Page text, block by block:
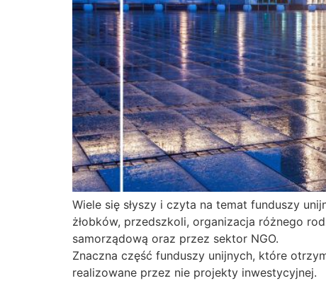
Wiele się słyszy i czyta na temat funduszy
żłobków, przedszkoli, organizacja różnego
samorządową oraz przez sektor NGO.
Znaczna część funduszy unijnych, które
realizowane przez nie projekty inwestycyjnej.